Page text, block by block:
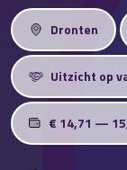
Dronten
Uitzicht op
€ 14,71 —